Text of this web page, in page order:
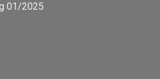
01/2025